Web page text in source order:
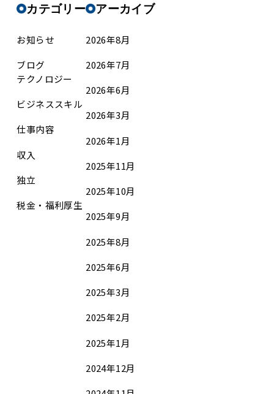
カテゴリー
お知らせ
ブログ
テクノロジー
ビジネススキル
仕事内容
収入
独立
税金・福利厚生
アーカイブ
2026年8月
2026年7月
2026年6月
2026年3月
2026年1月
2025年11月
2025年10月
2025年9月
2025年8月
2025年6月
2025年3月
2025年2月
2025年1月
2024年12月